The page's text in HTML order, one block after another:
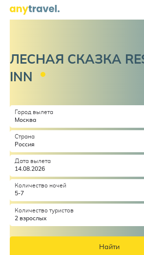
ЛЕСНАЯ СКАЗКА
INN
Город вылета
Москва
Страна
Россия
Дата вылета
14.08.2026
Количество ночей
5-7
Количество туристов
2 взрослых
Найти